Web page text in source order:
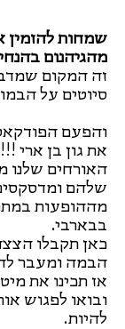
מהגיהנום
זה המקום
סיוטים על
והפעם
את גון בן ארי
האורחים שלנו
שלהם
מההופעות
בבארבי.
כאן תקבלו
הבמה ומעבר
אז תכינו את
ובואו לפגוש
להיות.